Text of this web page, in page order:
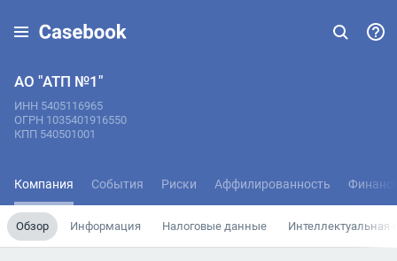
АО "АТП №1"
ИНН 5405116965
ОГРН 1035401916550
КПП 540501001
Компания События Риски Аффилированность
Обзор Информация Налоговые данные Интеллектуальная